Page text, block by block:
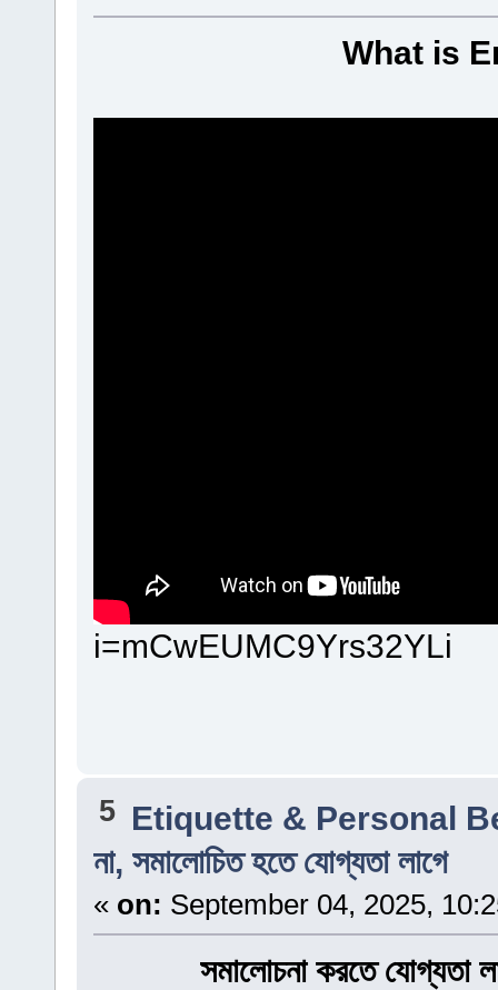
What is
i=mCwEUMC9Yrs32YLi
5 Etiquette & Personal
না, সমালোচিত হতে যোগ্যতা লাগে
« on: September 04, 2025,
সমালোচনা করতে যোগ্যতা